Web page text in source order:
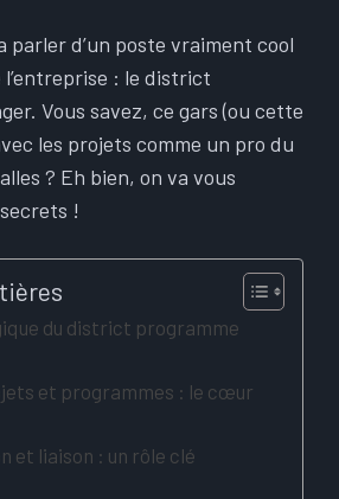
parler d’un poste vraiment cool
l’entreprise : le district
Vous savez, ce gars (ou cette
les projets comme un pro du
? Eh bien, on va vous
!
du district programme
et programmes : le cœur
et liaison : un rôle clé